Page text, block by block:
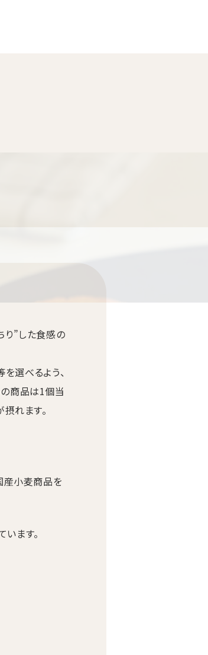
り”した食感の
選べるよう、
の商品は1個当
れます。
産小麦商品を
ます。